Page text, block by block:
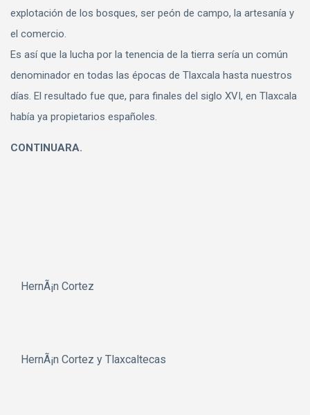
explotación de los bosques, ser peón de campo, la artesanía y
el comercio.
Es así que la lucha por la tenencia de la tierra sería un común
denominador en todas las épocas de Tlaxcala hasta nuestros
días. El resultado fue que, para finales del siglo XVI, en Tlaxcala
había ya propietarios españoles.
CONTINUARA.
HernÃ¡n Cortez
HernÃ¡n Cortez y Tlaxcaltecas